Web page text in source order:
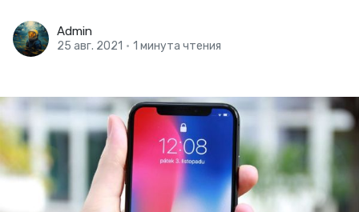
Admin
25 авг. 2021 • 1 минута чтения